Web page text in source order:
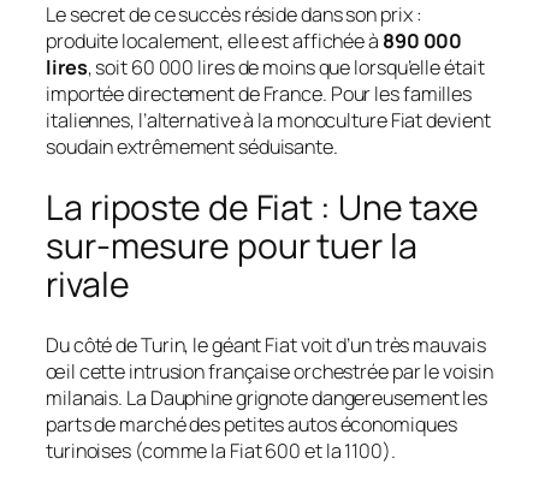
Le secret de ce succès réside dans son prix :
produite localement, elle est affichée à 890 000
lires, soit 60 000 lires de moins que lorsqu’elle était
importée directement de France. Pour les familles
italiennes, l’alternative à la monoculture Fiat devient
soudain extrêmement séduisante.
La riposte de Fiat : Une taxe
sur-mesure pour tuer la
rivale
Du côté de Turin, le géant Fiat voit d’un très mauvais
œil cette intrusion française orchestrée par le voisin
milanais. La Dauphine grignote dangereusement les
parts de marché des petites autos économiques
turinoises (comme la Fiat 600 et la 1100).